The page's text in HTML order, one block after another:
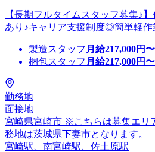
【長期フルタイムスタッフ募集♪
あり♪キャリア支援制度◎簡単軽作
製造スタッフ 月給217,000円〜
梱包スタッフ 月給217,000円〜
勤務地
面接地
宮崎県宮崎市 ※こちらは募集エリ
務地は茨城県下妻市となります。
宮崎駅、南宮崎駅、佐土原駅